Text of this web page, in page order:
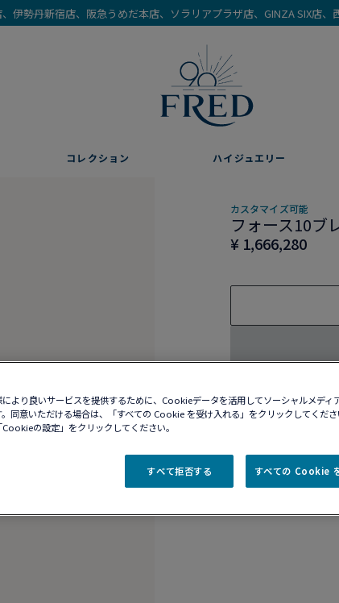
伊勢丹新宿店、阪急うめだ本店、ソラリアプラザ店、GINZA SIX店、
コレクション ハイジュエリー
カスタマイズ可能
フォース10ブ
¥ 1,666,280
ブティックの在庫を
商品説明 詳細​
18K ホワイトゴー
より良いサービスを提供するために、Cookieデータを活用してソーシャルメディ
同意いただける場合は、「すべての Cookie を受け入れる」をクリックしてくだ
の設定」をクリックしてください。
すべて拒否する すべての Cookie